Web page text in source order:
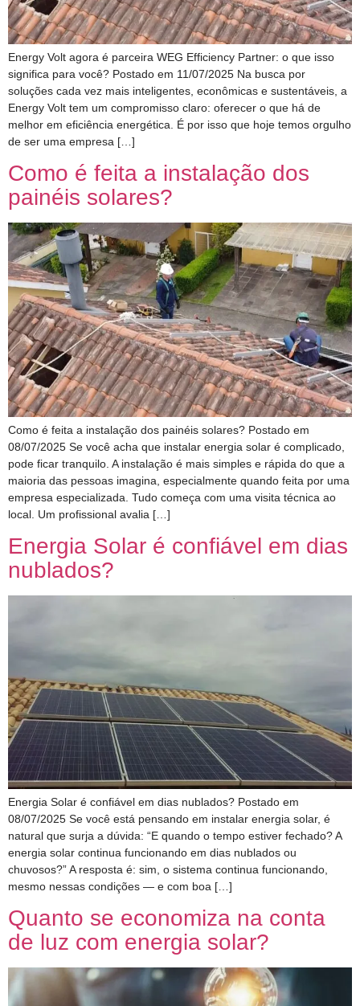
Energy Volt agora é parceira WEG Efficiency Partner: o que isso
significa para você? Postado em 11/07/2025 Na busca por
soluções cada vez mais inteligentes, econômicas e sustentáveis, a
Energy Volt tem um compromisso claro: oferecer o que há de
melhor em eficiência energética. É por isso que hoje temos orgulho
de ser uma empresa […]
Como é feita a instalação dos
painéis solares?
Como é feita a instalação dos painéis solares? Postado em
08/07/2025 Se você acha que instalar energia solar é complicado,
pode ficar tranquilo. A instalação é mais simples e rápida do que a
maioria das pessoas imagina, especialmente quando feita por uma
empresa especializada. Tudo começa com uma visita técnica ao
local. Um profissional avalia […]
Energia Solar é confiável em dias
nublados?
Energia Solar é confiável em dias nublados? Postado em
08/07/2025 Se você está pensando em instalar energia solar, é
natural que surja a dúvida: “E quando o tempo estiver fechado? A
energia solar continua funcionando em dias nublados ou
chuvosos?” A resposta é: sim, o sistema continua funcionando,
mesmo nessas condições — e com boa […]
Quanto se economiza na conta
de luz com energia solar?